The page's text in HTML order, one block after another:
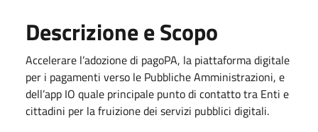
Descrizione e Scopo
Accelerare l’adozione di pagoPA, la piattaforma digitale
per i pagamenti verso le Pubbliche Amministrazioni, e
dell’app IO quale principale punto di contatto tra Enti e
cittadini per la fruizione dei servizi pubblici digitali.